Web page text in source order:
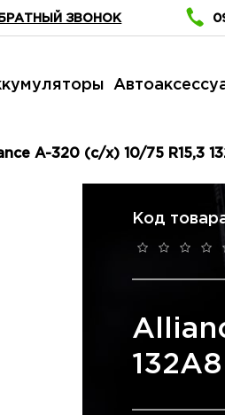
ЗВОНОК
A-320 (c/х) 10/75 R15,3
Код